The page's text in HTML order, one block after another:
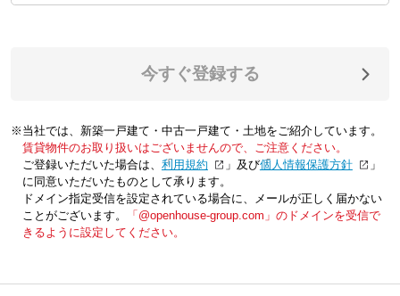
今すぐ登録する
※当社では、新築一戸建て・中古一戸建て・土地をご紹介しています。
賃貸物件のお取り扱いはございませんので、ご注意ください。
ご登録いただいた場合は、「利用規約 」及び「個人情報保護方針
」
に同意いただいたものとして承ります。
ドメイン指定受信を設定されている場合に、メールが正しく届かない
ことがございます。
「@openhouse-group.com」のドメインを受信で
きるように設定してください。